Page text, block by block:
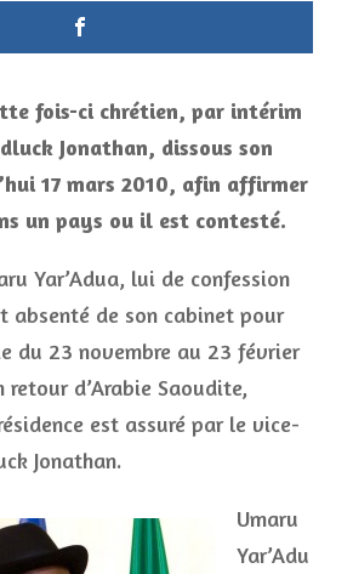
fois-ci chrétien, par intérim
Jonathan, dissous son
17 mars 2010, afin affirmer
un pays ou il est contesté.
Yar’Adua, lui de confession
absenté de son cabinet pour
du 23 novembre au 23 février
retour d’Arabie Saoudite,
est assuré par le vice-
Jonathan.
Umaru
Yar’Adu